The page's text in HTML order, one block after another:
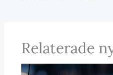
Relaterade